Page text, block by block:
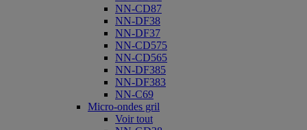
NN-CD87
NN-DF38
NN-DF37
NN-CD575
NN-CD565
NN-DF385
NN-DF383
NN-C69
Micro-ondes gril
Voir tout